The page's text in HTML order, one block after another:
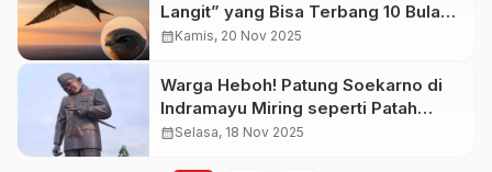
Langit” yang Bisa Terbang 10 Bulan
Tanpa Mampir ke Tanah
calendar_monthKamis, 20 Nov 2025
Warga Heboh! Patung Soekarno di
Indramayu Miring seperti Patah
Leher
calendar_monthSelasa, 18 Nov 2025